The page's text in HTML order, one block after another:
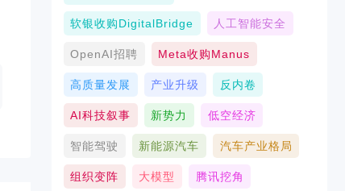
软银收购DigitalBridge 人工智能安全
OpenAI招聘 Meta收购Manus
高质量发展 产业升级 反内卷
AI科技叙事 新势力 低空经济
智能驾驶 新能源汽车 汽车产业格局
组织变阵 大模型 腾讯挖角